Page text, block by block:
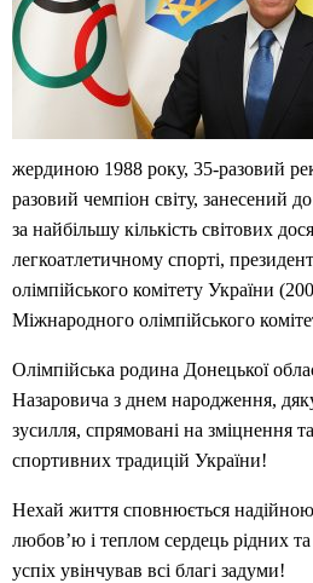
жердиною 1988 року, 35-разовий
разовий чемпіон світу, занесений
за найбільшу кількість світових
легкоатлетичному спорті,
олімпійського комітету України
Міжнародного олімпійського
Олімпійська родина Донецької
Назаровича з днем народження,
зусилля, спрямовані на зміцнення
спортивних традицій України!
Нехай життя сповнюється
любов’ю і теплом сердець рідних
успіх увінчував всі благі задуми!